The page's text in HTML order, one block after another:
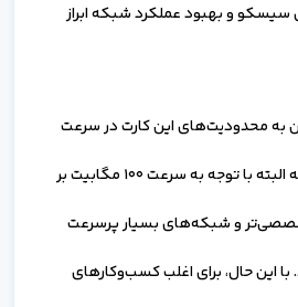
سیسکو و بهبود عملکرد شبکه ابراز
به محدودیت‌های این کارت در سرعت
شبکه اشاره داشته‌اند که البته با توجه به سرعت 100 مگابیت بر
تخصصی‌تر و شبکه‌های بسیار پرسرعت
این حال، برای اغلب کسب‌وکارهای